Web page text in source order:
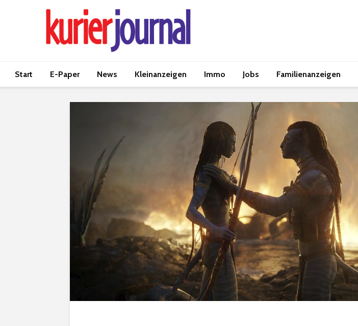
Start E-Paper News Kleinanzeigen Immo Jobs Familienanzeigen